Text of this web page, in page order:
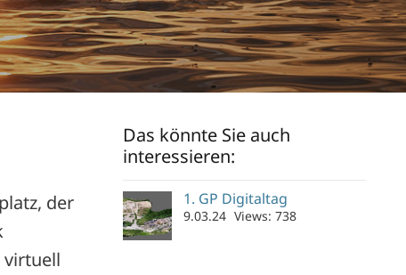
der
virtuell
Das könnte Sie auch
interessieren:
1. GP Digitaltag
9.03.24 Views:738